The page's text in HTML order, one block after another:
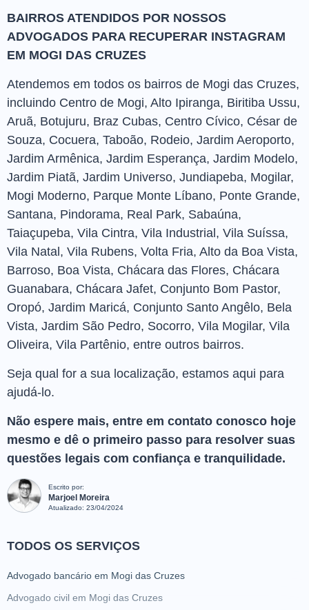
BAIRROS ATENDIDOS POR NOSSOS
ADVOGADOS PARA RECUPERAR INSTAGRAM
EM MOGI DAS CRUZES
Atendemos em todos os bairros de Mogi das Cruzes,
incluindo Centro de Mogi, Alto Ipiranga, Biritiba Ussu,
Aruã, Botujuru, Braz Cubas, Centro Cívico, César de
Souza, Cocuera, Taboão, Rodeio, Jardim Aeroporto,
Jardim Armênica, Jardim Esperança, Jardim Modelo,
Jardim Piatã, Jardim Universo, Jundiapeba, Mogilar,
Mogi Moderno, Parque Monte Líbano, Ponte Grande,
Santana, Pindorama, Real Park, Sabaúna,
Taiaçupeba, Vila Cintra, Vila Industrial, Vila Suíssa,
Vila Natal, Vila Rubens, Volta Fria, Alto da Boa Vista,
Barroso, Boa Vista, Chácara das Flores, Chácara
Guanabara, Chácara Jafet, Conjunto Bom Pastor,
Oropó, Jardim Maricá, Conjunto Santo Angêlo, Bela
Vista, Jardim São Pedro, Socorro, Vila Mogilar, Vila
Oliveira, Vila Partênio, entre outros bairros.
Seja qual for a sua localização, estamos aqui para
ajudá-lo.
Não espere mais, entre em contato conosco hoje
mesmo e dê o primeiro passo para resolver suas
questões legais com confiança e tranquilidade.
Escrito por:
Marjoel Moreira
Atualizado: 23/04/2024
TODOS OS SERVIÇOS
Advogado bancário em Mogi das Cruzes
Advogado civil em Mogi das Cruzes